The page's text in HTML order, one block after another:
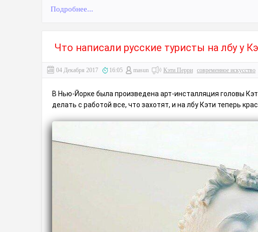
Подробнее...
Что написали русские туристы на лбу у
04 Декабря 2017 16:05 masun Кэти Перри современное искусство
В Нью-Йорке была произведена арт-инсталляция головы
делать с работой все, что захотят, и на лбу Кэти теперь